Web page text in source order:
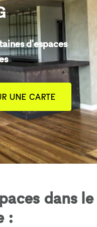
d'espaces
UNE CARTE
dans le
: